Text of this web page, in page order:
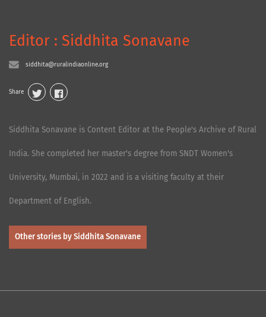
Editor : Siddhita Sonavane
siddhita@ruralindiaonline.org
Share
Siddhita Sonavane is Content Editor at the People's Archive of Rural
India. She completed her master's degree from SNDT Women's
University, Mumbai, in 2022 and is a visiting faculty at their
Department of English.
Other stories by Siddhita Sonavane